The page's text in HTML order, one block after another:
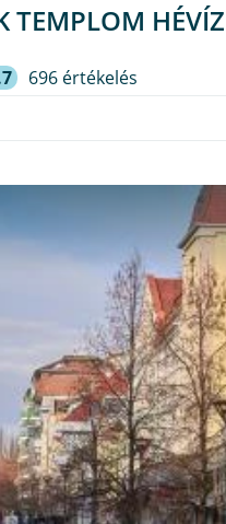
TEMPLOM HÉVÍZ
696 értékelés